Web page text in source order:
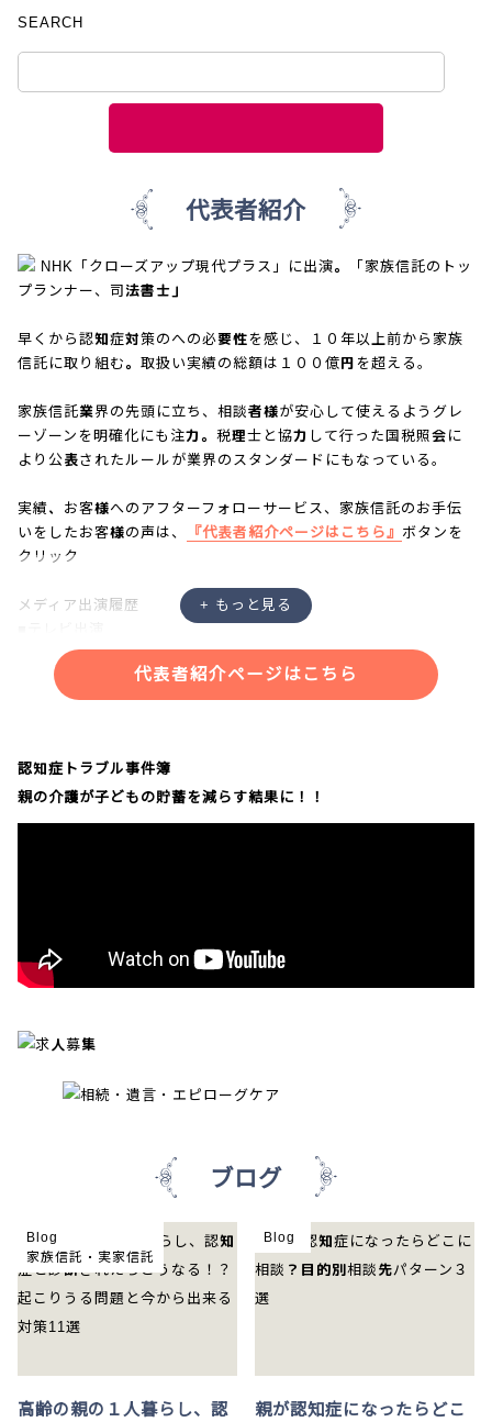
SEARCH
代表者紹介
NHK「クローズアップ現代プラス」に出演。「家族信託のトッ
プランナー、司法書士」
早くから認知症対策のへの必要性を感じ、１０年以上前から家族
信託に取り組む。取扱い実績の総額は１００億円を超える。
家族信託業界の先頭に立ち、相談者様が安心して使えるようグレ
ーゾーンを明確化にも注力。税理士と協力して行った国税照会に
より公表されたルールが業界のスタンダードにもなっている。
実績、お客様へのアフターフォローサービス、家族信託のお手伝
いをしたお客様の声は、
『代表者紹介ページはこちら』 ボタンを
クリック
メディア出演履歴
・NHK「あさイチ」
・NHK「クローズアップ現代プラス」
・NHK「ニュースウォッチ９」
代表者紹介ページはこちら
認知症トラブル事件簿
親の介護が子どもの貯蓄を減らす結果に！！
ブログ
高齢の親の１人暮らし、認
Blog
家族信託・実家信託
親が認知症になったらどこ
Blog